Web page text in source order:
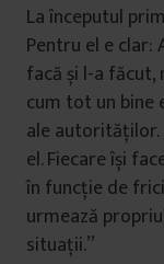
La începutul
Pentru el e clar:
facă și l-a făcut,
cum tot un bine
ale autorităților.
el. Fiecare își
în funcție de
urmează
situații.”